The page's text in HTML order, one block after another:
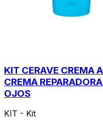
KIT CERAVE CREMA
CREMA
OJOS
KIT - Kit